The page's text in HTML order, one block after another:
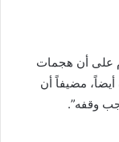
على أن هجمات
أيضاً، مضيفاً أن
وقفه”.